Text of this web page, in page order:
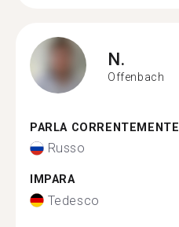
N.
Offenbach
PARLA CORRENTEMENTE
Russo
IMPARA
Tedesco